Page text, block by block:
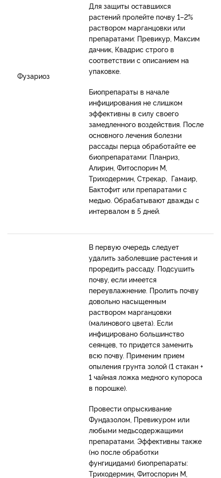
Фузариоз
Для защиты оставшихся
растений пролейте почву 1–2%
раствором марганцовки или
препаратами: Превикур, Максим
дачник, Квадрис строго в
соответствии с описанием на
упаковке.
Биопрепараты в начале
инфицирования не слишком
эффективны в силу своего
замедленного воздействия. После
основного лечения болезни
рассады перца обработайте ее
биопрепаратами: Планриз,
Алирин, Фитоспорин М,
Триходермин, Стрекар, Гамаир,
Бактофит или препаратами с
медью. Обрабатывают дважды с
интервалом в 5 дней.
В первую очередь следует
удалить заболевшие растения и
проредить рассаду. Подсушить
почву, если имеется
переувлажнение. Пролить почву
довольно насыщенным
раствором марганцовки
(малинового цвета). Если
инфицировано большинство
сеянцев, то придется заменить
всю почву. Применим прием
опыления грунта золой (1 стакан +
1 чайная ложка медного купороса
в порошке).
Провести опрыскивание
Фундазолом, Превикуром или
любыми медьсодержащими
препаратами. Эффективны также
(но после обработки
фунгицидами) биопрепараты:
Триходермин, Фитоспорин М,